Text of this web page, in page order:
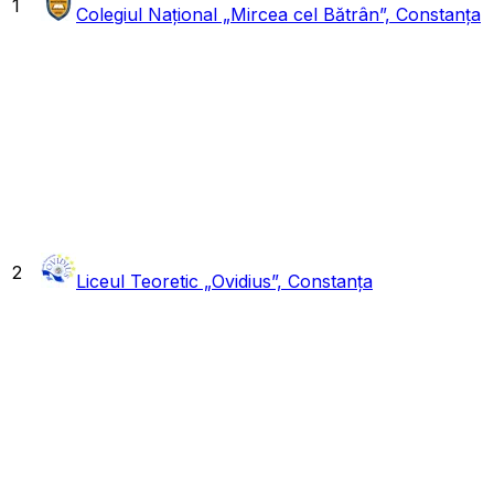
1 Colegiul Național „Mircea cel Bătrân”, Constanța
2 Liceul Teoretic „Ovidius”, Constanța